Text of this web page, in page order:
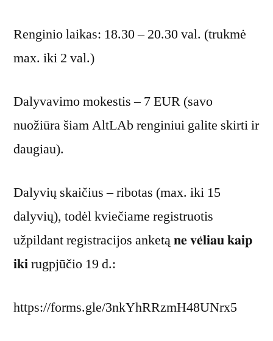
Renginio laikas: 18.30 – 20.30 val. (trukmė
max. iki 2 val.)
Dalyvavimo mokestis – 7 EUR (savo
nuožiūra šiam AltLAb renginiui galite skirti ir
daugiau).
Dalyvių skaičius – ribotas (max. iki 15
dalyvių), todėl kviečiame registruotis
užpildant registracijos anketą 𝐧𝐞 𝐯𝐞̇𝐥𝐢𝐚𝐮 𝐤𝐚𝐢𝐩
𝐢𝐤𝐢 rugpjūčio 19 d.:
https://forms.gle/3nkYhRRzmH48UNrx5